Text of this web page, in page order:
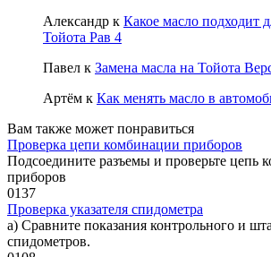
Александр к Какое масло подходит
Тойота Рав 4
Павел к Замена масла на Тойота
Артём к Как менять масло в
Вам также может понравиться
Проверка цепи комбинации приборов
Подсоедините разъемы и проверьте цепь
приборов
0137
Проверка указателя спидометра
а) Сравните показания контрольного и
спидометров.